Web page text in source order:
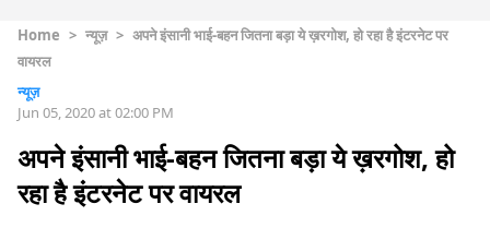
Home > न्यूज़ > अपने इंसानी भाई-बहन जितना बड़ा ये ख़रगोश, हो रहा है इंटरनेट पर
वायरल
न्यूज़
Jun 05, 2020 at 02:00 PM
अपने इंसानी भाई-बहन जितना बड़ा ये ख़रगोश, हो
रहा है इंटरनेट पर वायरल